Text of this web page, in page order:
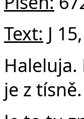
Text: J
je z